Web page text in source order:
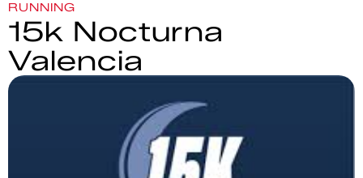
RUNNING
15k Nocturna
Valencia